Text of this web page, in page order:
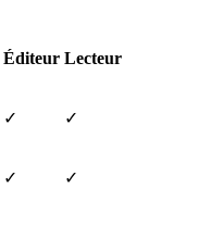
Éditeur Lecteur
✓ ✓
✓ ✓